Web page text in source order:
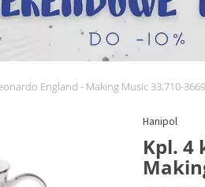
England - Making Music 33.710-3669
Hanipol
Kpl. 4